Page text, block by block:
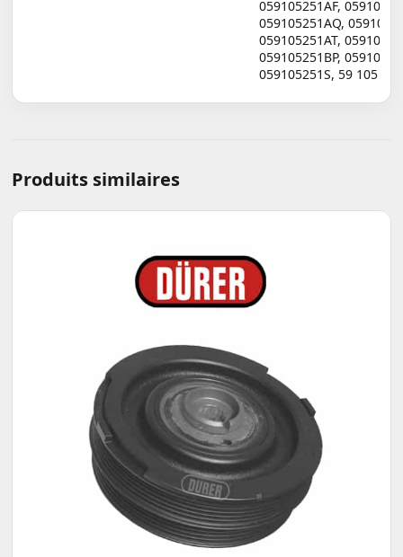
059105251AF,
059105251AQ,
059105251AT,
059105251BP,
059105251S, 59 105 251
Produits similaires